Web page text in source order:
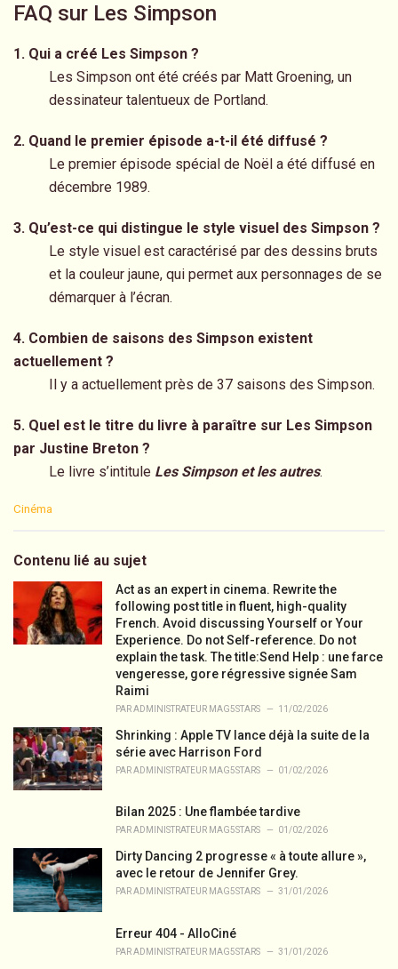
FAQ sur Les Simpson
1. Qui a créé Les Simpson ?
Les Simpson ont été créés par Matt Groening, un
dessinateur talentueux de Portland.
2. Quand le premier épisode a-t-il été diffusé ?
Le premier épisode spécial de Noël a été diffusé en
décembre 1989.
3. Qu’est-ce qui distingue le style visuel des Simpson ?
Le style visuel est caractérisé par des dessins bruts
et la couleur jaune, qui permet aux personnages de se
démarquer à l’écran.
4. Combien de saisons des Simpson existent
actuellement ?
Il y a actuellement près de 37 saisons des Simpson.
5. Quel est le titre du livre à paraître sur Les Simpson
par Justine Breton ?
Le livre s’intitule Les Simpson et les autres.
C
e
r
i
e
Cinéma
Contenu lié au sujet
Act as an expert in cinema. Rewrite the
following post title in fluent, high-quality
French. Avoid discussing Yourself or Your
Experience. Do not Self-reference. Do not
explain the task. The title:Send Help : une farce
vengeresse, gore régressive signée Sam
Raimi
PARADMINISTRATEUR MAG5STARS 11/02/2026
Shrinking : Apple TV lance déjà la suite de la
série avec Harrison Ford
PARADMINISTRATEUR MAG5STARS 01/02/2026
Bilan 2025 : Une flambée tardive
PARADMINISTRATEUR MAG5STARS 01/02/2026
Dirty Dancing 2 progresse « à toute allure »,
avec le retour de Jennifer Grey.
PARADMINISTRATEUR MAG5STARS 31/01/2026
Erreur 404 - AlloCiné
PARADMINISTRATEUR MAG5STARS 31/01/2026